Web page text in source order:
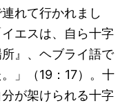
れて行かれまし
エスは、自ら十字
』、ヘブライ語で
」（19：17）。十
が架けられる十字